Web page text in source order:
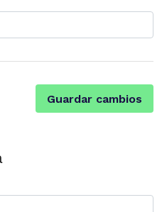
Guardar cambios